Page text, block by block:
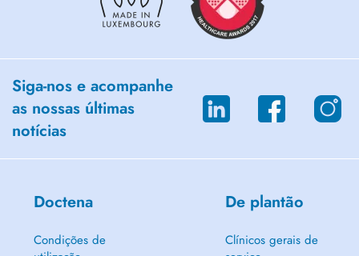
Siga-nos e acompanhe
as nossas últimas
notícias
Doctena
Condições de
De plantão
Clínicos gerais de